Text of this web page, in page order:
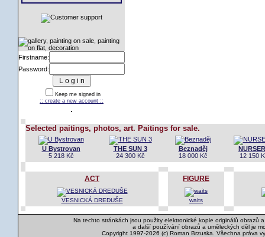
Firstname:
Password:
Keep me signed in
:: create a new account ::
Selected paitings, photos, art. Paitings for sale.
U Bystrovan
5 218 Kč
THE SUN 3
24 300 Kč
Beznaděj
18 000 Kč
12 150
ACT
VESNICKÁ DREDUŠE
FIGURE
waits
Na techto stránkách jsou použity elektronické kopie originálů obrazů
a další používání obrazů a uměleckých děl je
Copyright 1997-2026 (c) Roman Brzuska. Všechna práva